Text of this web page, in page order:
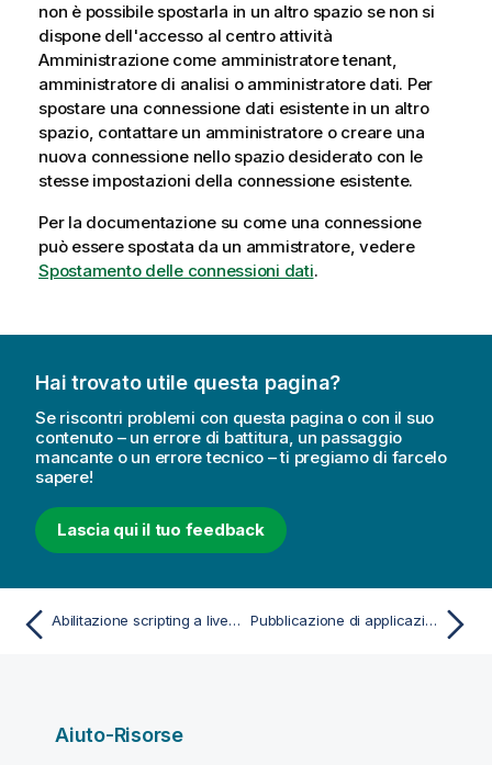
non è possibile spostarla in un altro spazio se non si
dispone dell'accesso al centro attività
Amministrazionecome amministratore tenant,
amministratore di analisi o amministratore dati. Per
spostare una connessione dati esistente in un altro
spazio, contattare un amministratore o creare una
nuova connessione nello spazio desiderato con le
stesse impostazioni della connessione esistente.
Per la documentazione su come una connessione
può essere spostata da un ammistratore, vedere
Spostamento delle connessioni dati.
Hai trovato utile questa pagina?
Se riscontri problemi con questa pagina o con il suo
contenuto – un errore di battitura, un passaggio
mancante o un errore tecnico – ti pregiamo di farcelo
sapere!
Lascia qui il tuo feedback
Abilitazione scripting a livello di grafico Pubblicazione di applicazioni
Aiuto-Risorse